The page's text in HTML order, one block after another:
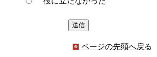
ページの先頭へ戻る